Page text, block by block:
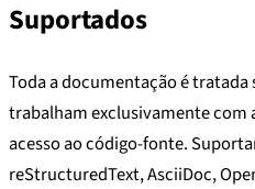
Suportados
Toda a documentação é tratada
trabalham exclusivamente com
acesso ao código-fonte.
reStructuredText, AsciiDoc,